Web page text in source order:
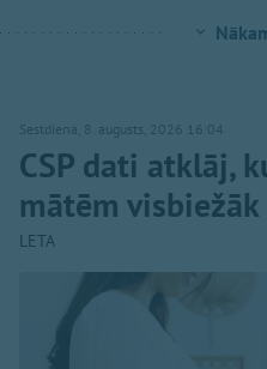
Sestdiena, 8. augusts, 2026 16:04
CSP dati atklāj,
mātēm
LETA